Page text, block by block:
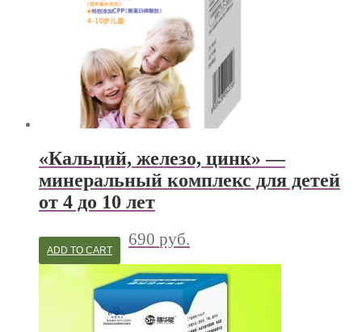
«Кальций, железо, цинк» —
минеральный комплекс для детей
от 4 до 10 лет
690 руб.
ADD TO CART